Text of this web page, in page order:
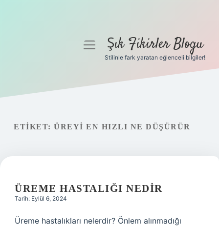
Gizlilik Politikası
menüyüŞık Fikirler Blogu
Stilinle fark yaratan eğlenceli bilgiler!
ETIKET: ÜREYI EN HIZLI NE DÜŞÜRÜR
ÜREME HASTALIĞI NEDIR
Tarih: Eylül 6, 2024
Üreme hastalıkları nelerdir? Önlem alınmadığı